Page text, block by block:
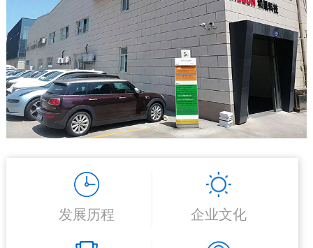
发展历程 企业文化